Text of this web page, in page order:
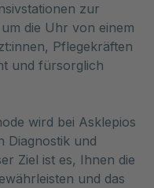
zur
die Uhr von einem
Pflegekräften
und fürsorglich
wird bei Asklepios
Diagnostik und
Ziel ist es, Ihnen die
und das